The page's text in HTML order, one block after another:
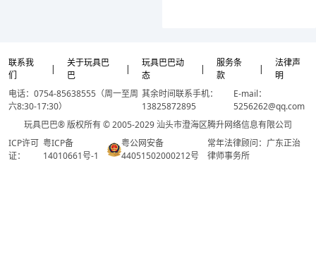
联系我
们
|
关于玩具巴
巴
|
玩具巴巴动
态
|
服务条
款
|
法律声
明
电话：0754-85638555（周一至周
六8:30-17:30）
其余时间联系手机：
13825872895
E-mail：
5256262@qq.com
玩具巴巴® 版权所有 © 2005-2029 汕头市澄海区腾升网络信息有限公司
ICP许可
证：
粤ICP备
14010661号-1
粤公网安备
44051502000212号
常年法律顾问：广东正治
律师事务所